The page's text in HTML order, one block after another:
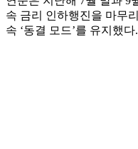
속 금리 인하행진을 마무
속 ‘동결 모드’를 유지했다.